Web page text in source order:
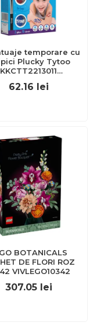
temporare cu
Plucky Tytoo
KKCTT2213011
62.16 lei
BOTANICALS
DE FLORI ROZ
VIVLEGO10342
307.05 lei